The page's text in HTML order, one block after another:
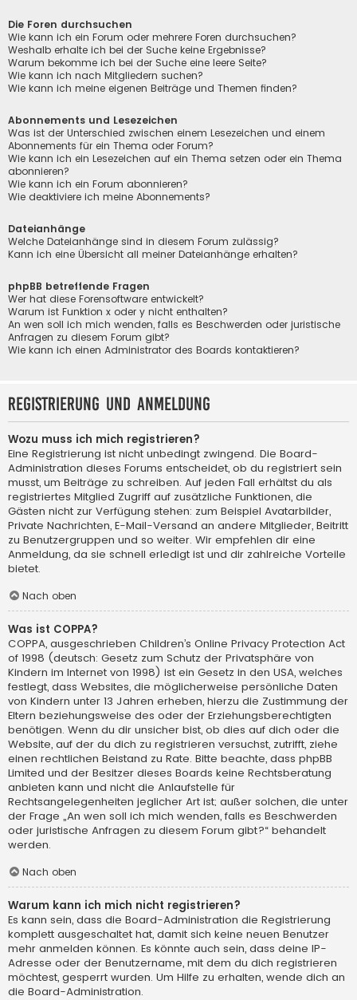
Die Foren durchsuchen
Wie kann ich ein Forum oder mehrere Foren durchsuchen?
Weshalb erhalte ich bei der Suche keine Ergebnisse?
Warum bekomme ich bei der Suche eine leere Seite?
Wie kann ich nach Mitgliedern suchen?
Wie kann ich meine eigenen Beiträge und Themen finden?
Abonnements und Lesezeichen
Was ist der Unterschied zwischen einem Lesezeichen und einem
Abonnements für ein Thema oder Forum?
Wie kann ich ein Lesezeichen auf ein Thema setzen oder ein Thema
abonnieren?
Wie kann ich ein Forum abonnieren?
Wie deaktiviere ich meine Abonnements?
Dateianhänge
Welche Dateianhänge sind in diesem Forum zulässig?
Kann ich eine Übersicht all meiner Dateianhänge erhalten?
phpBB betreffende Fragen
Wer hat diese Forensoftware entwickelt?
Warum ist Funktion x oder y nicht enthalten?
An wen soll ich mich wenden, falls es Beschwerden oder juristische
Anfragen zu diesem Forum gibt?
Wie kann ich einen Administrator des Boards kontaktieren?
Registrierung und Anmeldung
Wozu muss ich mich registrieren?
Eine Registrierung ist nicht unbedingt zwingend. Die Board-
Administration dieses Forums entscheidet, ob du registriert sein
musst, um Beiträge zu schreiben. Auf jeden Fall erhältst du als
registriertes Mitglied Zugriff auf zusätzliche Funktionen, die
Gästen nicht zur Verfügung stehen: zum Beispiel Avatarbilder,
Private Nachrichten, E-Mail-Versand an andere Mitglieder, Beitritt
zu Benutzergruppen und so weiter. Wir empfehlen dir eine
Anmeldung, da sie schnell erledigt ist und dir zahlreiche Vorteile
bietet.
Nach oben
Was ist COPPA?
COPPA, ausgeschrieben Children’s Online Privacy Protection Act
of 1998 (deutsch: Gesetz zum Schutz der Privatsphäre von
Kindern im Internet von 1998) ist ein Gesetz in den USA, welches
festlegt, dass Websites, die möglicherweise persönliche Daten
von Kindern unter 13 Jahren erheben, hierzu die Zustimmung der
Eltern beziehungsweise des oder der Erziehungsberechtigten
benötigen. Wenn du dir unsicher bist, ob dies auf dich oder die
Website, auf der du dich zu registrieren versuchst, zutrifft, ziehe
einen rechtlichen Beistand zu Rate. Bitte beachte, dass phpBB
Limited und der Besitzer dieses Boards keine Rechtsberatung
anbieten kann und nicht die Anlaufstelle für
Rechtsangelegenheiten jeglicher Art ist; außer solchen, die unter
der Frage „An wen soll ich mich wenden, falls es Beschwerden
oder juristische Anfragen zu diesem Forum gibt?“ behandelt
werden.
Nach oben
Warum kann ich mich nicht registrieren?
Es kann sein, dass die Board-Administration die Registrierung
komplett ausgeschaltet hat, damit sich keine neuen Benutzer
mehr anmelden können. Es könnte auch sein, dass deine IP-
Adresse oder der Benutzername, mit dem du dich registrieren
möchtest, gesperrt wurden. Um Hilfe zu erhalten, wende dich an
die Board-Administration.